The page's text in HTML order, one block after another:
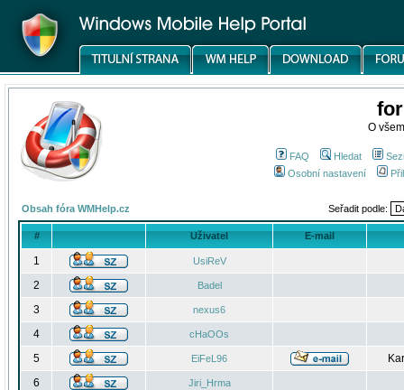
O
FAQ Hledat
Osobní nastavení
Obsah fóra WMHelp.cz Seřadit podle:
# Uživatel E-mail
1 UsiReV
2 Badel
3 nexus6
4 cHaOOs
5 EiFeL96
6
Jiri_Hrma